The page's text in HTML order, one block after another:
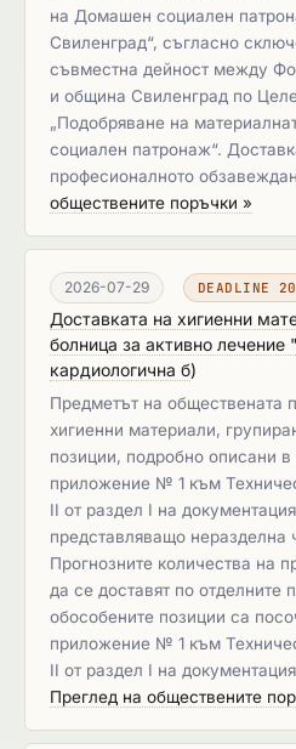
на Домашен социален
Свиленград“, съгласно
съвместна дейност между
и община Свиленград по
„Подобряване на
социален патронаж“.
професионалното
обществените поръчки »
2026-07-29 DEADLINE
Доставката на хигиенни
болница за активно лечение
кардиологична б)
Предметът на обществената
хигиенни материали,
позиции, подробно описани в
приложение № 1 към
II от раздел І на
представляващо неразделна
Прогнозните количества на
да се доставят по отделните
обособените позиции са
приложение № 1 към
II от раздел І на
Преглед на обществените